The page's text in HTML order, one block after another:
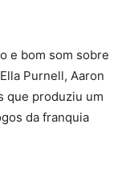
e bom som sobre
Purnell, Aaron
que produziu um
da franquia